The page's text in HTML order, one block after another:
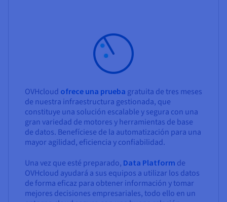
OVHcloud ofrece una prueba gratuita de tres meses
de nuestra infraestructura gestionada, que
constituye una solución escalable y segura con una
gran variedad de motores y herramientas de base
de datos. Benefíciese de la automatización para una
mayor agilidad, eficiencia y confiabilidad.
Una vez que esté preparado, Data Platform de
OVHcloud ayudará a sus equipos a utilizar los datos
de forma eficaz para obtener información y tomar
mejores decisiones empresariales, todo ello en un